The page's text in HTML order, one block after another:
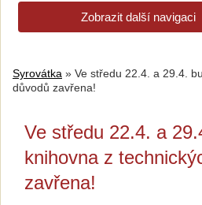
Zobrazit další navigaci
Syrovátka » Ve středu 22.4. a 29.4.
důvodů zavřena!
Ve středu 22.4. a
knihovna z
zavřena!